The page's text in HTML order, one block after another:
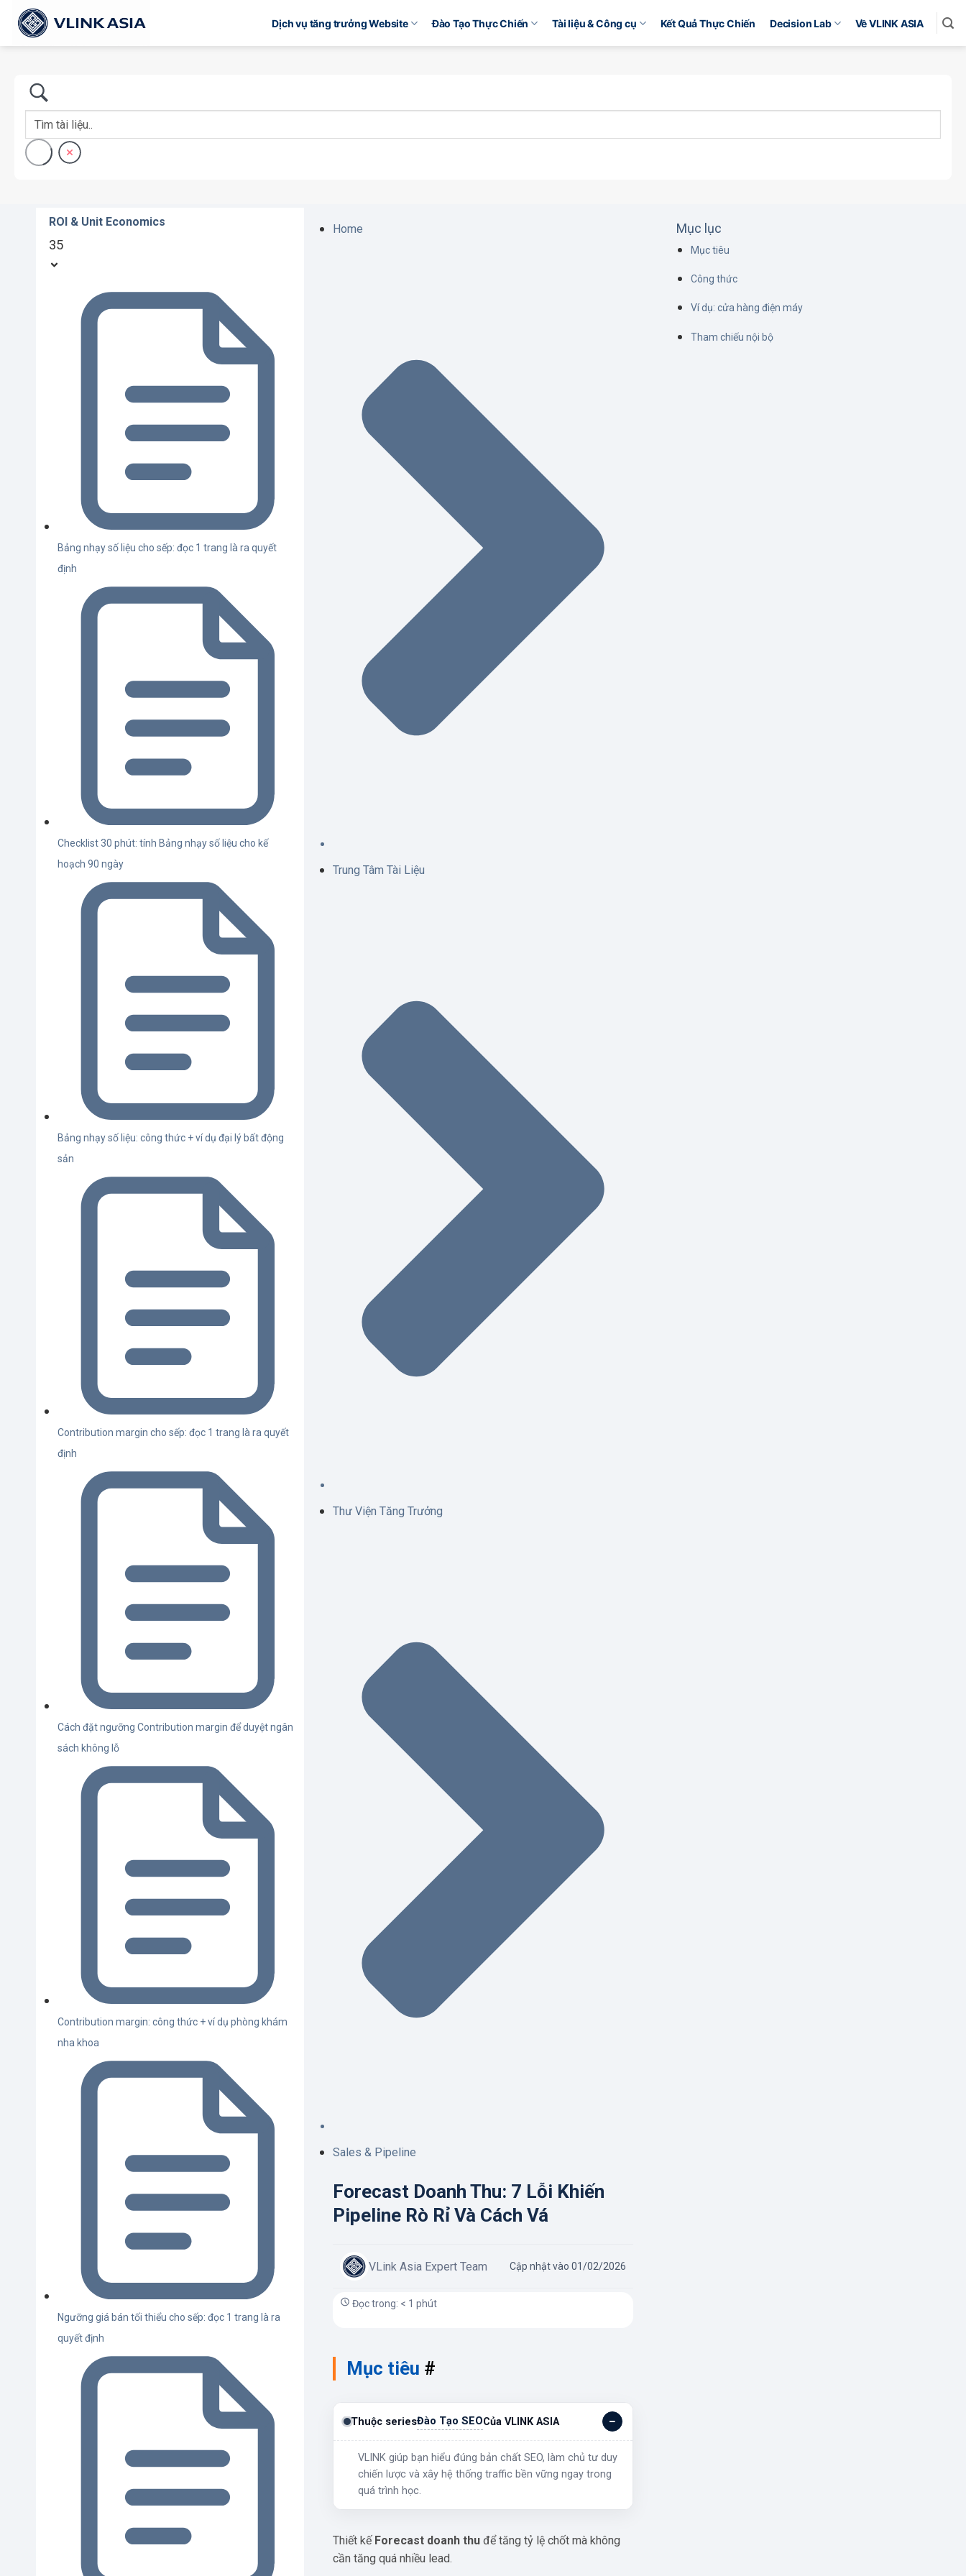
qua
nội
Dịch vụ tăng trưởng Website Đào Tạo Thực Chiến Tài liệu & Công cụ Kết Quả Thực Chiến Decision Lab Về VLINK ASIA
ROI & Unit Economics
35
Bảng nhạy số liệu cho sếp: đọc 1 trang là ra quyết
định
Checklist 30 phút: tính Bảng nhạy số liệu cho kế
hoạch 90 ngày
Bảng nhạy số liệu: công thức + ví dụ đại lý bất động
sản
Contribution margin cho sếp: đọc 1 trang là ra quyết
định
Cách đặt ngưỡng Contribution margin để duyệt ngân
sách không lỗ
Contribution margin: công thức + ví dụ phòng khám
nha khoa
Ngưỡng giá bán tối thiểu cho sếp: đọc 1 trang là ra
quyết định
Home
Trung Tâm Tài Liệu
Thư Viện Tăng Trưởng
Sales & Pipeline
Forecast Doanh Thu: 7 Lỗi Khiến
Pipeline Rò Rỉ Và Cách Vá
VLink Asia Expert Team Cập nhật vào 01/02/2026
Đọc trong: < 1 phút
Mục tiêu #
Thuộc seriesĐào Tạo SEOCủa VLINK ASIA
VLINK giúp bạn hiểu đúng bản chất SEO, làm chủ tư duy
chiến lược và xây hệ thống traffic bền vững ngay trong
quá trình học.
Thiết kế Forecast doanh thu để tăng tỷ lệ chốt mà không
cần tăng quá nhiều lead.
Mục lục
Mục tiêu
Công thức
Ví dụ: cửa hàng điện máy
Tham chiếu nội bộ